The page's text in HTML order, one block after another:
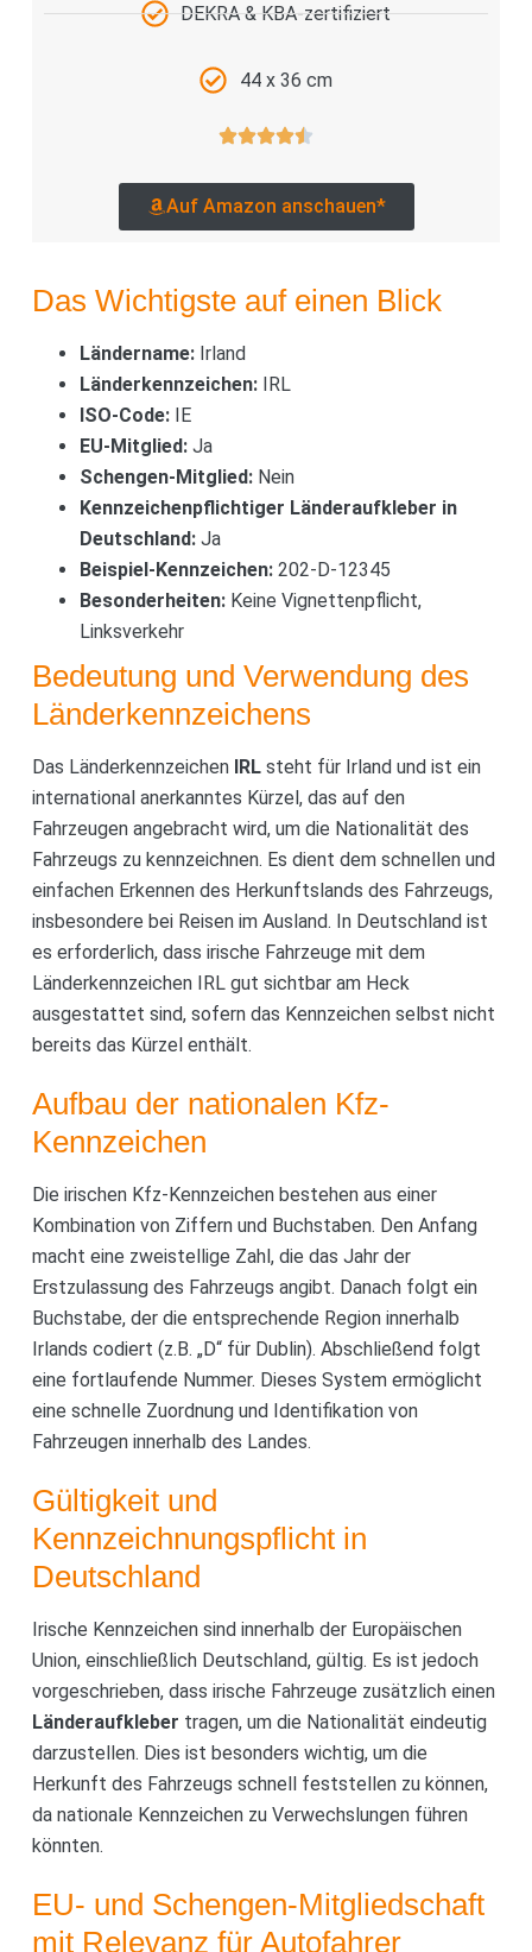
DEKRA & KBA-zertifiziert
44 x 36 cm
Auf Amazon anschauen*
Das Wichtigste auf einen Blick
Ländername:Irland
Länderkennzeichen:IRL
ISO-Code:IE
EU-Mitglied:Ja
Schengen-Mitglied:Nein
Kennzeichenpflichtiger Länderaufkleber in
Deutschland:Ja
Beispiel-Kennzeichen:202-D-12345
Besonderheiten:Keine Vignettenpflicht,
Linksverkehr
Bedeutung und Verwendung des
Länderkennzeichens
Das Länderkennzeichen IRLsteht für Irland und ist ein
international anerkanntes Kürzel, das auf den
Fahrzeugen angebracht wird, um die Nationalität des
Fahrzeugs zu kennzeichnen. Es dient dem schnellen und
einfachen Erkennen des Herkunftslands des Fahrzeugs,
insbesondere bei Reisen im Ausland. In Deutschland ist
es erforderlich, dass irische Fahrzeuge mit dem
Länderkennzeichen IRL gut sichtbar am Heck
ausgestattet sind, sofern das Kennzeichen selbst nicht
bereits das Kürzel enthält.
Aufbau der nationalen Kfz-
Kennzeichen
Die irischen Kfz-Kennzeichen bestehen aus einer
Kombination von Ziffern und Buchstaben. Den Anfang
macht eine zweistellige Zahl, die das Jahr der
Erstzulassung des Fahrzeugs angibt. Danach folgt ein
Buchstabe, der die entsprechende Region innerhalb
Irlands codiert (z.B. „D“ für Dublin). Abschließend folgt
eine fortlaufende Nummer. Dieses System ermöglicht
eine schnelle Zuordnung und Identifikation von
Fahrzeugen innerhalb des Landes.
Gültigkeit und
Kennzeichnungspflicht in
Deutschland
Irische Kennzeichen sind innerhalb der Europäischen
Union, einschließlich Deutschland, gültig. Es ist jedoch
vorgeschrieben, dass irische Fahrzeuge zusätzlich einen
Länderaufkleber tragen, um die Nationalität eindeutig
darzustellen. Dies ist besonders wichtig, um die
Herkunft des Fahrzeugs schnell feststellen zu können,
da nationale Kennzeichen zu Verwechslungen führen
könnten.
EU- und Schengen-Mitgliedschaft
mit Relevanz für Autofahrer